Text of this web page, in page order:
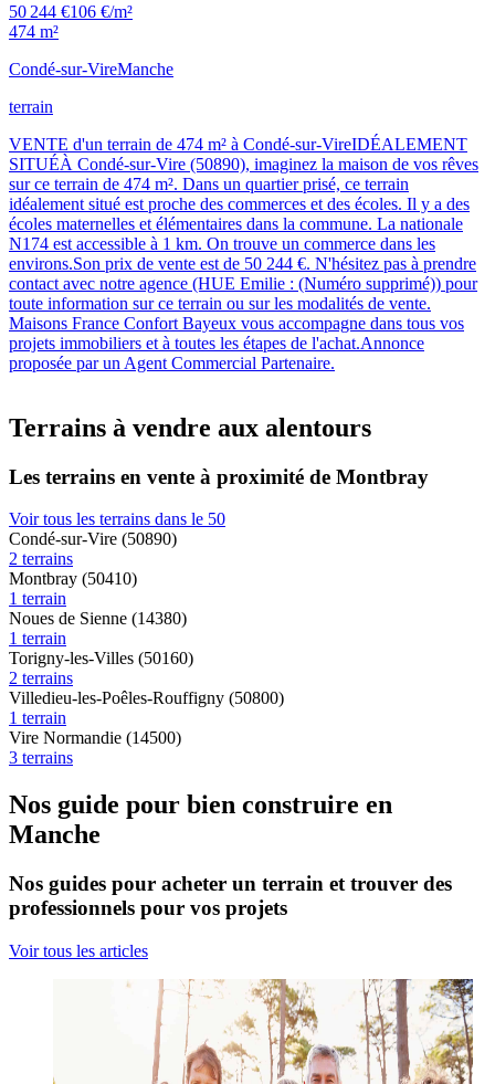
50 244 €106 €/m²
474 m²
Condé-sur-VireManche
terrain
VENTE d'un terrain de 474 m² à Condé-sur-VireIDÉALEMENT
SITUÉÀ Condé-sur-Vire (50890), imaginez la maison de vos rêves
sur ce terrain de 474 m². Dans un quartier prisé, ce terrain
idéalement situé est proche des commerces et des écoles. Il y a des
écoles maternelles et élémentaires dans la commune. La nationale
N174 est accessible à 1 km. On trouve un commerce dans les
environs.Son prix de vente est de 50 244 €. N'hésitez pas à prendre
contact avec notre agence (HUE Emilie : (Numéro supprimé)) pour
toute information sur ce terrain ou sur les modalités de vente.
Maisons France Confort Bayeux vous accompagne dans tous vos
projets immobiliers et à toutes les étapes de l'achat.Annonce
proposée par un Agent Commercial Partenaire.
Terrains à vendre aux alentours
Les terrains en vente à proximité de Montbray
Voir tous les terrains dans le 50
Condé-sur-Vire (50890)
2 terrains
Montbray (50410)
1 terrain
Noues de Sienne (14380)
1 terrain
Torigny-les-Villes (50160)
2 terrains
Villedieu-les-Poêles-Rouffigny (50800)
1 terrain
Vire Normandie (14500)
3 terrains
Nos guide pour bien construire en
Manche
Nos guides pour acheter un terrain et trouver des
professionnels pour vos projets
Voir tous les articles